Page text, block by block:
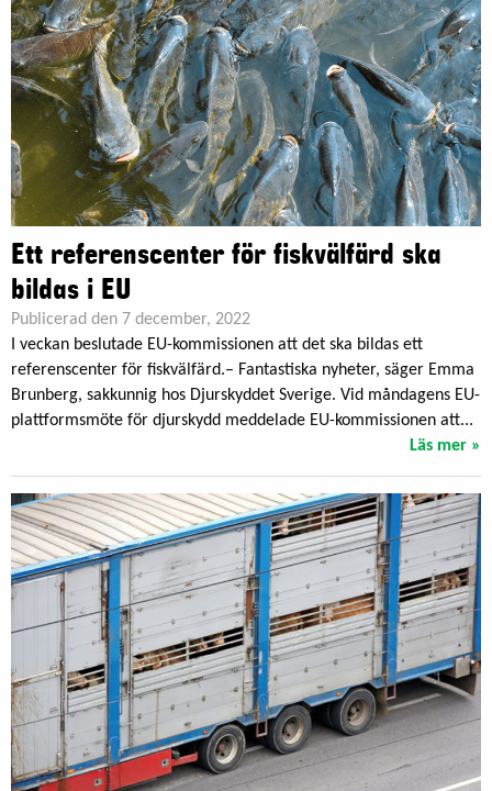
Ett referenscenter för fiskvälfärd ska
bildas i EU
Publicerad den 7 december, 2022
I veckan beslutade EU-kommissionen att det ska bildas ett
referenscenter för fiskvälfärd.– Fantastiska nyheter, säger Emma
Brunberg, sakkunnig hos Djurskyddet Sverige. Vid måndagens EU-
plattformsmöte för djurskydd meddelade EU-kommissionen att...
Läs mer »